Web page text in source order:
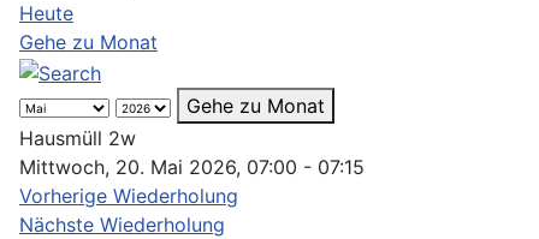
Heute
Gehe zu Monat
Gehe zu Monat
Hausmüll 2w
Mittwoch, 20. Mai 2026, 07:00 - 07:15
Vorherige Wiederholung
Nächste Wiederholung